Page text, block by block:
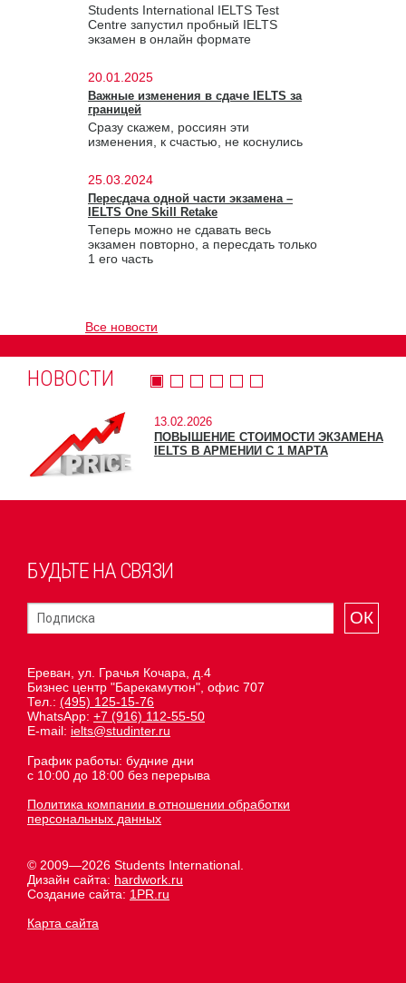
Students International IELTS Test
Centre запустил пробный IELTS
экзамен в онлайн формате
20.01.2025
Важные изменения в сдаче IELTS за
границей
Сразу скажем, россиян эти
изменения, к счастью, не коснулись
25.03.2024
Пересдача одной части экзамена –
IELTS One Skill Retake
Теперь можно не сдавать весь
экзамен повторно, а пересдать только
1 его часть
Все новости
НОВОСТИ
13.02.2026
ПОВЫШЕНИЕ СТОИМОСТИ ЭКЗАМЕНА
IELTS В АРМЕНИИ С 1 МАРТА
БУДЬТЕ НА СВЯЗИ
ОК
Ереван, ул. Грачья Кочара, д.4
Бизнес центр "Барекамутюн", офис 707
Тел.: (495) 125-15-76
WhatsApp: +7 (916) 112-55-50
E-mail: ielts@studinter.ru
График работы: будние дни
с 10:00 до 18:00 без перерыва
Политика компании в отношении обработки
персональных данных
© 2009—2026 Students International.
Дизайн сайта: hardwork.ru
Создание сайта: 1PR.ru
Карта сайта